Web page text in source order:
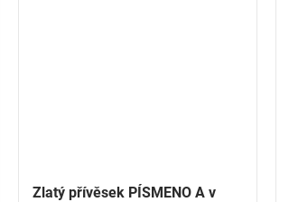
Zlatý přívěsek PÍSMENO A v